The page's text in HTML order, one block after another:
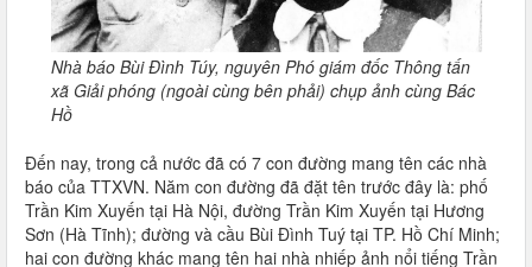
Nhà báo Bùi Đình Túy, nguyên Phó giám đốc Thông tấn
xã Giải phóng (ngoài cùng bên phải) chụp ảnh cùng Bác
Hồ
Đến nay, trong cả nước đã có 7 con đường mang tên các nhà
báo của TTXVN. Năm con đường đã đặt tên trước đây là: phố
Trần Kim Xuyến tại Hà Nội, đường Trần Kim Xuyến tại Hương
Sơn (Hà Tĩnh); đường và cầu Bùi Đình Tuý tại TP. Hồ Chí Minh;
hai con đường khác mang tên hai nhà nhiếp ảnh nổi tiếng Trần